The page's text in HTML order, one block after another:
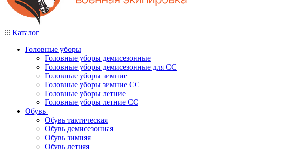
Каталог
Головные уборы
Головные уборы демисезонные
Головные уборы демисезонные для СС
Головные уборы зимние
Головные уборы зимние СС
Головные уборы летние
Головные уборы летние СС
Обувь
Обувь тактическая
Обувь демисезонная
Обувь зимняя
Обувь летняя